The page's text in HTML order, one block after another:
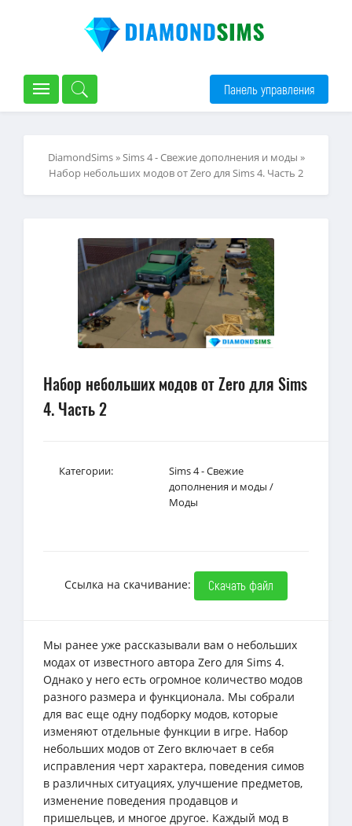
Панель управления
DiamondSims»Sims 4 - Свежие дополнения и моды »
Набор небольших модов от Zero для Sims 4. Часть 2
Набор небольших модов от Zero для Sims
4. Часть 2
Категории:
Sims 4 - Свежие
дополнения и моды /
Моды
Ссылка на скачивание: Скачать файл
Мы ранее уже рассказывали вам о небольших
модах от известного автора Zero для Sims 4.
Однако у него есть огромное количество модов
разного размера и функционала. Мы собрали
для вас еще одну подборку модов, которые
изменяют отдельные функции в игре. Набор
небольших модов от Zero включает в себя
исправления черт характера, поведения симов
в различных ситуациях, улучшение предметов,
изменение поведения продавцов и
пришельцев, и многое другое. Каждый мод в